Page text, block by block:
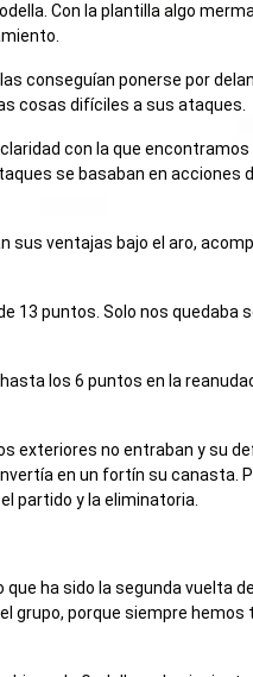
Con la plantilla algo
conseguían ponerse por
cosas difíciles a sus ataques.
con la que
se basaban en acciones
sus ventajas bajo el aro,
13 puntos. Solo nos quedaba
los 6 puntos en la
exteriores no entraban y su
en un fortín su canasta.
partido y la eliminatoria.
ha sido la segunda vuelta
grupo, porque siempre